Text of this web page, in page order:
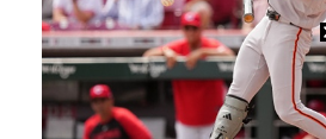
[ST포토] 문정민, 버디 성공